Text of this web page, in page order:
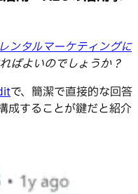
ンタルマーケティングに
ばよいのでしょうか？
で、簡潔で直接的な回答
成することが鍵だと紹介